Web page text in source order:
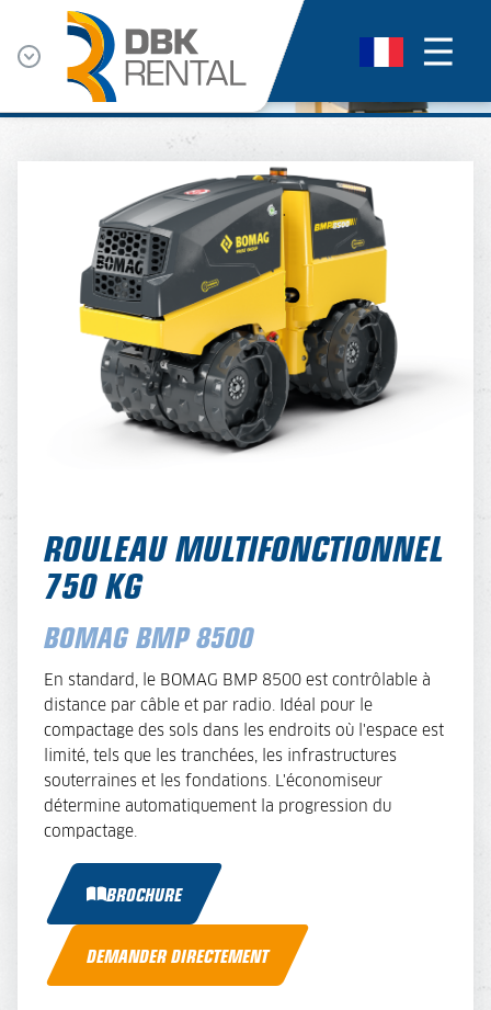
ROULEAU MULTIFONCTIONNEL
750 KG
BOMAG BMP 8500
En standard, le BOMAG BMP 8500 est contrôlable à
distance par câble et par radio. Idéal pour le
compactage des sols dans les endroits où l'espace est
limité, tels que les tranchées, les infrastructures
souterraines et les fondations. L'économiseur
détermine automatiquement la progression du
compactage.
BROCHURE
DEMANDER DIRECTEMENT